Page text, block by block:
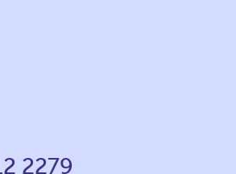
2279